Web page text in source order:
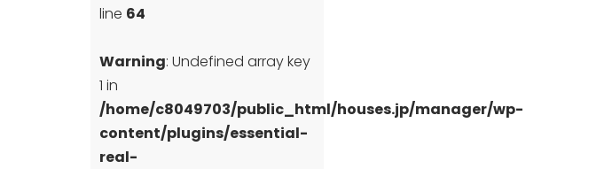
line 64
Warning: Undefined array key
1 in
/home/c8049703/public_html/houses.jp/manager/wp-
content/plugins/essential-
real-